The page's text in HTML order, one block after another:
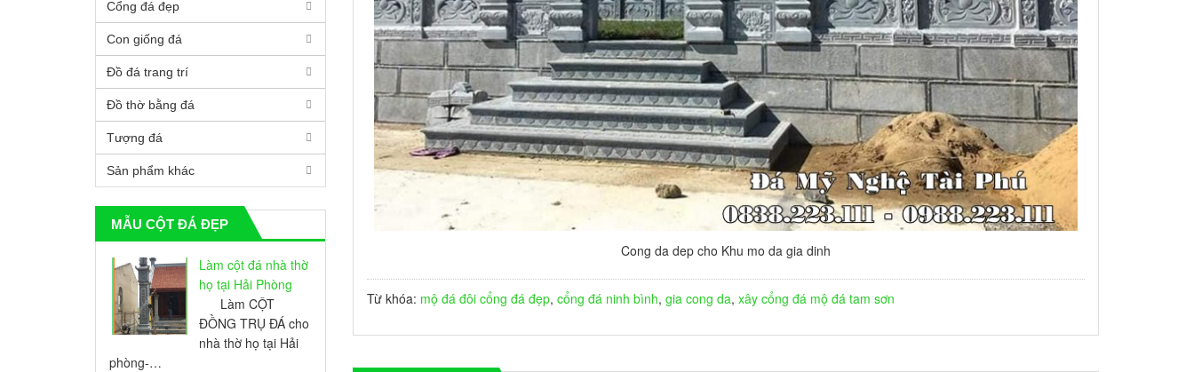
Cong da dep cho Khu mo da gia dinh
Từ khóa: mộ đá đôi cổng đá đẹp, cổng đá ninh bình, gia cong da, xây cổng đá mộ đá tam sơn
Cổng đá đẹp
Con giống đá
Đồ đá trang trí
Đồ thờ bằng đá
Tượng đá
Sản phẩm khác
MẪU CỘT ĐÁ ĐẸP
Làm cột đá nhà thờ
họ tại Hải Phòng
Làm CỘT
ĐỒNG TRỤ ĐÁ cho
nhà thờ họ tại Hải
phòng-…